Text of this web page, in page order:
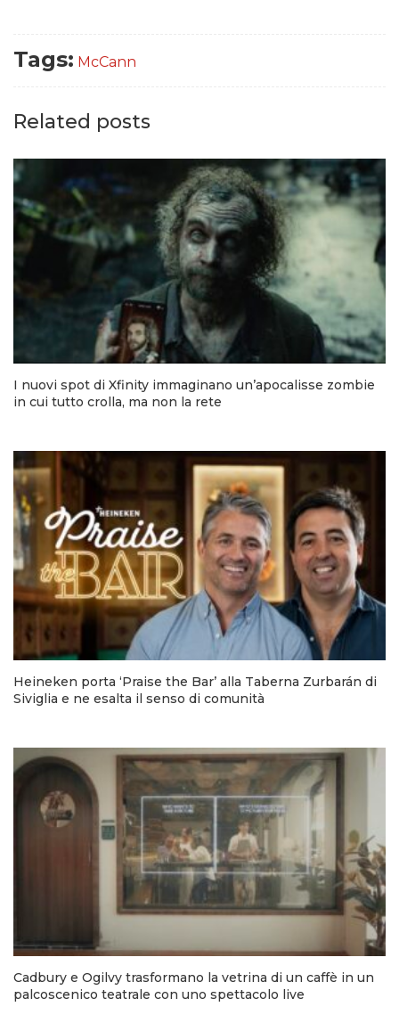
Tags: McCann
Related posts
I nuovi spot di Xfinity immaginano un’apocalisse zombie
in cui tutto crolla, ma non la rete
Heineken porta ‘Praise the Bar’ alla Taberna Zurbarán di
Siviglia e ne esalta il senso di comunità
Cadbury e Ogilvy trasformano la vetrina di un caffè in un
palcoscenico teatrale con uno spettacolo live